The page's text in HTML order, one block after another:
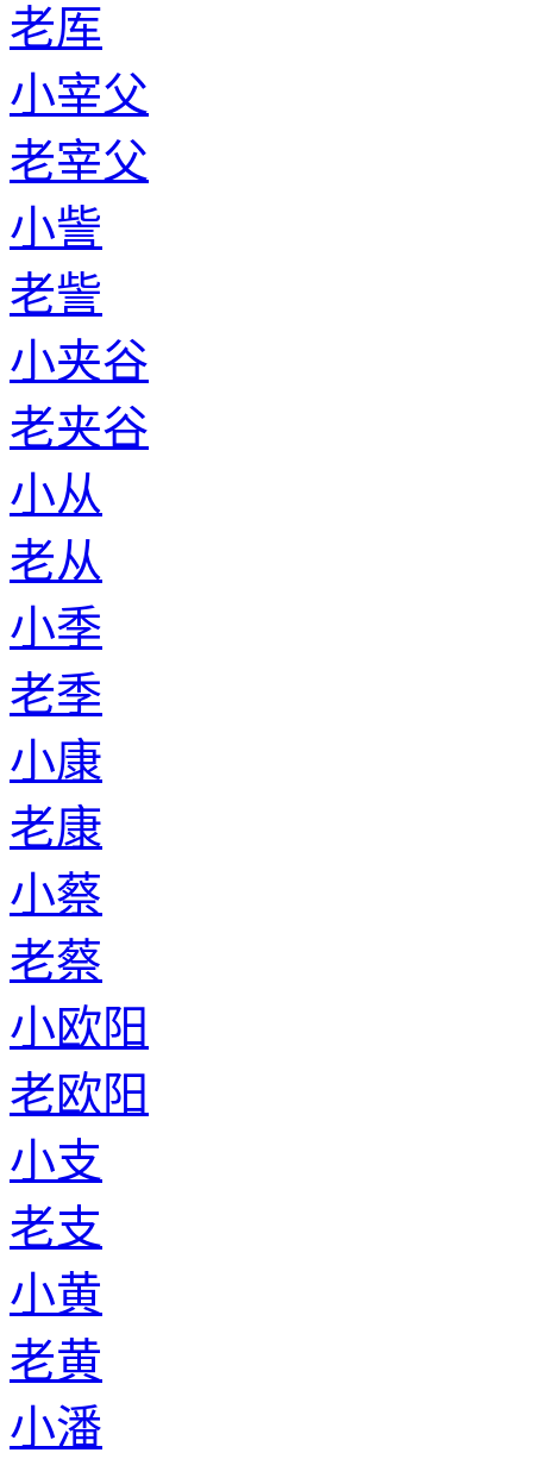
老厍
小宰父
老宰父
小訾
老訾
小夹谷
老夹谷
小从
老从
小季
老季
小康
老康
小蔡
老蔡
小欧阳
老欧阳
小支
老支
小黄
老黄
小潘